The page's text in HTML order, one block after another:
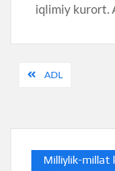
iqlimiy kurort.
Post
ADL
Milliylik-millat